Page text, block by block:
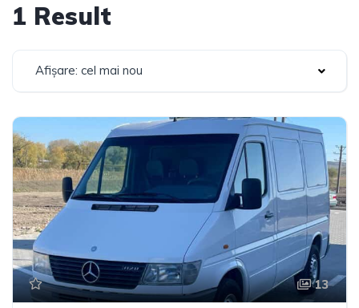
1 Result
Afișare: cel mai nou
13